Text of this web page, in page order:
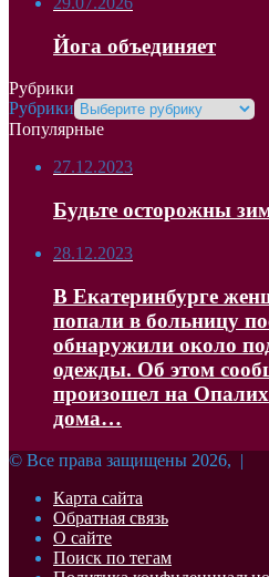
Йога объединяет
Рубрики
Рубрики
Популярные
27.12.2023
Будьте осторожны
28.12.2023
В Екатеринбурге
попали в больницу
обнаружили около
одежды. Об этом
произошел на
дома…
© Все права защищены 2026, |
Карта сайта
Обратная связь
О сайте
Поиск по тегам